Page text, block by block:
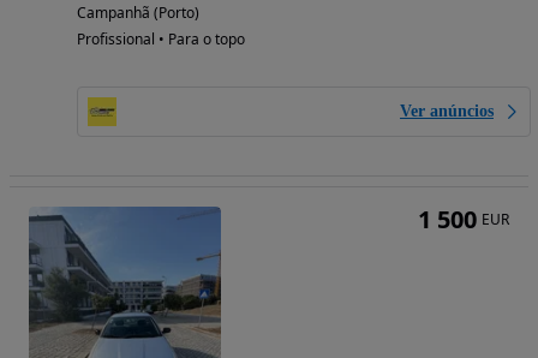
Campanhã (Porto)
Profissional • Para o topo
Ver anúncios
1 500 EUR